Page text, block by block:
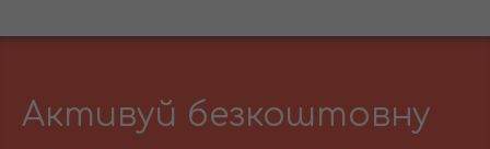
Активуй безкоштовну